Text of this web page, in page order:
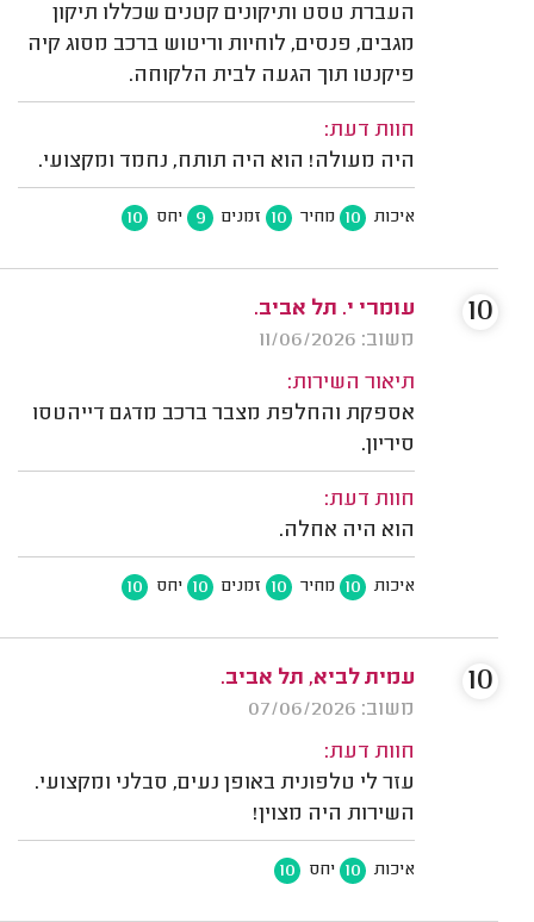
העברת טסט ותיקונים קטנים שכללו תיקון
מגבים, פנסים, לוחיות וריטוש ברכב מסוג קיה
פיקנטו תוך הגעה לבית הלקוחה.
חוות דעת:
היה מעולה! הוא היה תותח, נחמד ומקצועי.
איכות 10 מחיר 10 זמנים 9 יחס 10
עומרי י. תל אביב.
משוב: 11/06/2026
תיאור השירות:
אספקת והחלפת מצבר ברכב מדגם דייהטסו
סיריון.
חוות דעת:
הוא היה אחלה.
איכות 10 מחיר 10 זמנים 10 יחס 10
10
עמית לביא, תל אביב.
משוב: 07/06/2026
חוות דעת:
עזר לי טלפונית באופן נעים, סבלני ומקצועי.
השירות היה מצוין!
איכות 10 יחס 10
10